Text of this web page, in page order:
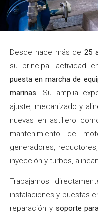
Desde hace más de 25
su principal actividad
puesta en marcha de
marinas. Su amplia
ajuste, mecanizado y
nuevas en astillero
mantenimiento de
generadores,
inyección y turbos,
Trabajamos
instalaciones y puestas
reparación ysoporte